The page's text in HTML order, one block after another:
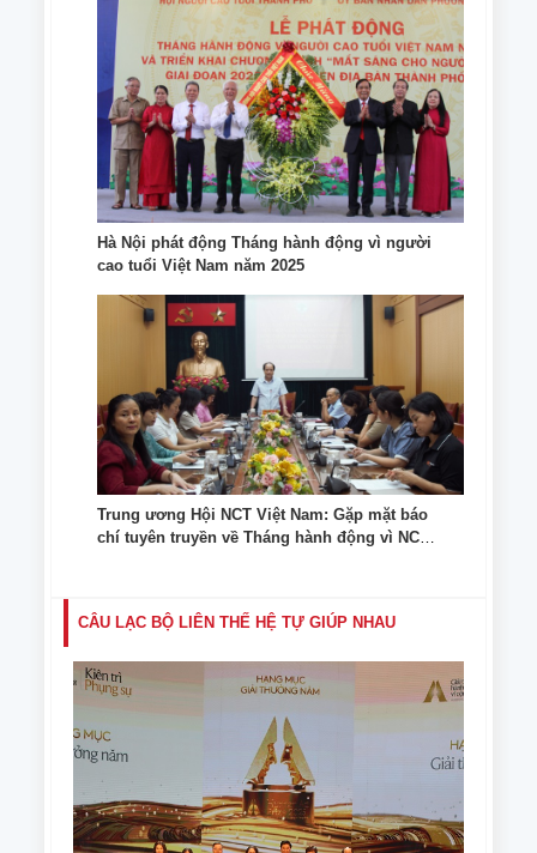
Hà Nội phát động Tháng hành động vì người
cao tuổi Việt Nam năm 2025
Trung ương Hội NCT Việt Nam: Gặp mặt báo
chí tuyên truyền về Tháng hành động vì NCT
CÂU LẠC BỘ LIÊN THẾ HỆ TỰ GIÚP NHAU